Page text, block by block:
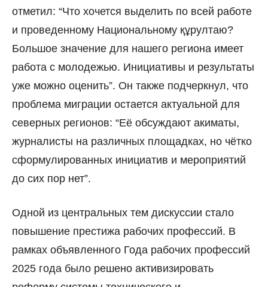
отметил: “Что хочется выделить по всей работе
и проведенному Национальному құрултаю?
Большое значение для нашего региона имеет
работа с молодежью. Инициативы и результаты
уже можно оценить”. Он также подчеркнул, что
проблема миграции остается актуальной для
северных регионов: “Её обсуждают акиматы,
журналисты на различных площадках, но чётко
сформулированных инициатив и мероприятий
до сих пор нет”.
Одной из центральных тем дискуссии стало
повышение престижа рабочих профессий. В
рамках объявленного Года рабочих профессий
2025 года было решено активизировать